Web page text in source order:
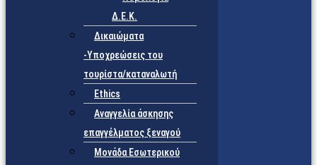
Δ.Ε.Κ.
Δικαιώματα
-Υποχρεώσεις του
τουρίστα/καταναλωτή
Ethics
Αναγγελία άσκησης
επαγγέλματος ξεναγού
Μονάδα Εσωτερικού